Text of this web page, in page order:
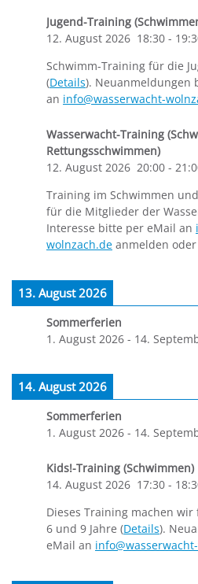
Jugend-Training
12. August 2026 18:30 -
Schwimm-Training für die
(Details). Neuanmeldungen
an info@wasserwacht-
Wasserwacht-Training
Rettungsschwimmen)
12. August 2026 20:00 -
Training im Schwimmen
für die Mitglieder der
Interesse bitte per eMail an
wolnzach.de anmelden
13. August 2026
Sommerferien
1. August 2026 - 14.
14. August 2026
Sommerferien
1. August 2026 - 14.
Kids!-Training (Schwimmen)
14. August 2026 17:30 -
Dieses Training machen
6 und 9 Jahre (Details).
eMail an